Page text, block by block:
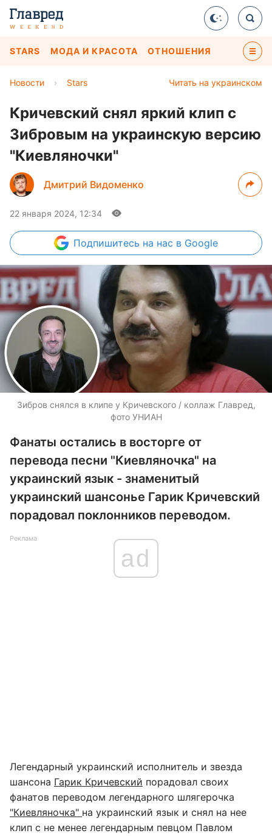
STARS МОДА И КРАСОТА ОТНОШЕНИЯ
Читать на украинском
Новости › Stars
Кричевский снял яркий клип с
Зибровым на украинскую версию
"Киевляночки"
Дмитрий Видоменко
22 января 2024, 12:34
Подпишитесь на нас в Google
Зибров снялся в клипе у Кричевского / коллаж Главред,
фото УНИАН
Фанаты остались в восторге от
перевода песни "Киевляночка" на
украинский язык - знаменитый
украинский шансонье Гарик Кричевский
порадовал поклонников переводом.
Реклама
ad
Легендарный украинский исполнитель и звезда
шансона Гарик Кричевский порадовал своих
фанатов переводом легендарного шлягерочка
"Киевляночка" на украинский язык и снял на нее
клип с не менее легендарным певцом Павлом